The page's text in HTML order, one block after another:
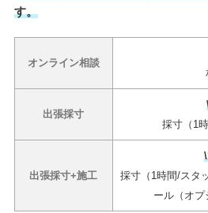
す。
オンライン相談
出張採寸
採寸（1
出張採寸+施工
採寸（1時間/スタ
ール（オ